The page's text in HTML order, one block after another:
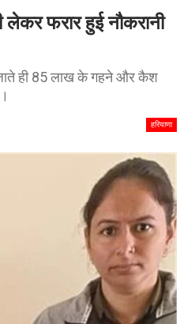
लेकर फरार हुई नौकरानी
जाते ही 85 लाख के गहने और कैश
हरियाणा